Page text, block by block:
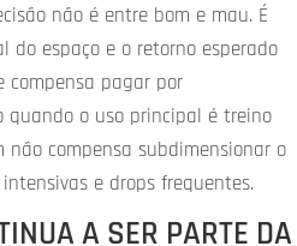
não é entre bom e mau. É
do espaço e o retorno esperado
compensa pagar por
quando o uso principal é treino
compensa subdimensionar o
e drops frequentes.
A SER PARTE DA